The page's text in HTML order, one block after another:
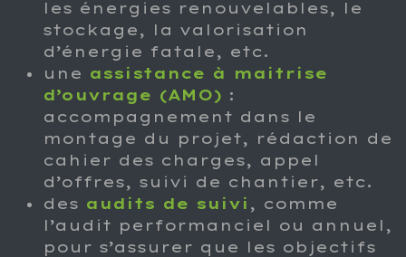
les énergies renouvelables, le
stockage, la valorisation
d’énergie fatale, etc.
une assistance à maitrise
d’ouvrage (AMO) :
accompagnement dans le
montage du projet, rédaction de
cahier des charges, appel
d’offres, suivi de chantier, etc.
des audits de suivi , comme
l’audit performanciel ou annuel,
pour s’assurer que les objectifs